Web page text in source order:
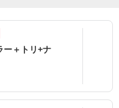
ー＋トリ+ナ